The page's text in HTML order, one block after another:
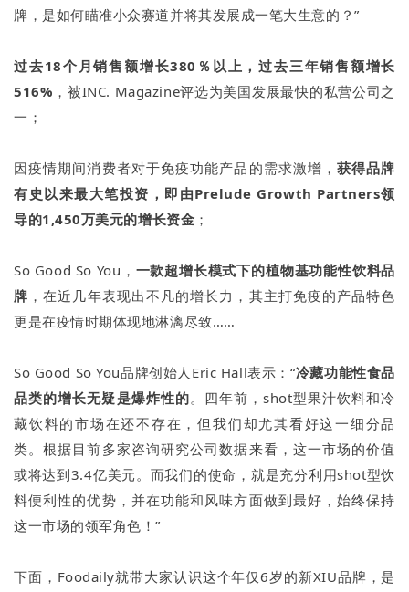
牌，是如何瞄准小众赛道并将其发展成一笔大生意的？”
过去18个月销售额增长380％以上，过去三年销售额增长
516% ，被INC. Magazine评选为美国发展最快的私营公司之
一；
因疫情期间消费者对于免疫功能产品的需求激增，获得品牌
有史以来最大笔投资，即由Prelude Growth Partners领
导的1,450万美元的增长资金 ；
So Good So You， 一款超增长模式下的植物基功能性饮料品
牌 ，在近几年表现出不凡的增长力，其主打免疫的产品特色
更是在疫情时期体现地淋漓尽致……
So Good So You品牌创始人Eric Hall表示：“冷藏功能性食品
品类的增长无疑是爆炸性的。四年前，shot型果汁饮料和冷
藏饮料的市场在还不存在，但我们却尤其看好这一细分品
类。根据目前多家咨询研究公司数据来看，这一市场的价值
或将达到3.4亿美元。而我们的使命，就是充分利用shot型饮
料便利性的优势，并在功能和风味方面做到最好，始终保持
这一市场的领军角色！”
下面，Foodaily就带大家认识这个年仅6岁的新XIU品牌，是